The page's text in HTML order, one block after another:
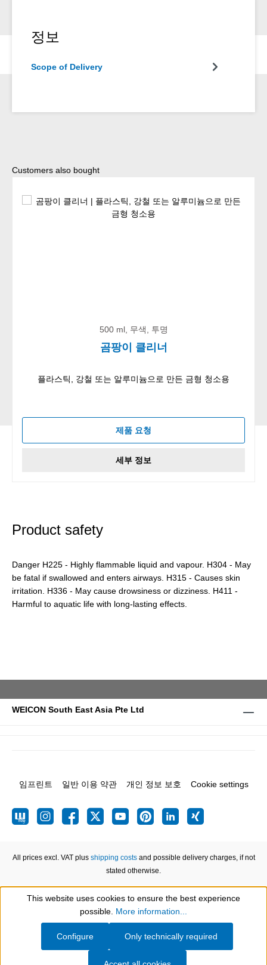
정보
Scope of Delivery
Skip product gallery
Customers also bought
500 ml, 무색, 투명
곰팡이 클리너
플라스틱, 강철 또는 알루미늄으로 만든 금형 청소용
제품 요청
세부 정보
Product safety
Danger H225 - Highly flammable liquid and vapour. H304 - May
be fatal if swallowed and enters airways. H315 - Causes skin
irritation. H336 - May cause drowsiness or dizziness. H411 -
Harmful to aquatic life with long-lasting effects.
WEICON South East Asia Pte Ltd
임프린트 일반 이용 약관 개인 정보 보호 Cookie settings
All prices excl. VAT plus shipping costsand possible delivery charges, if not
stated otherwise.
Show toolbar
This website uses cookies to ensure the best experience
possible. More information...
Only technically required
Configure